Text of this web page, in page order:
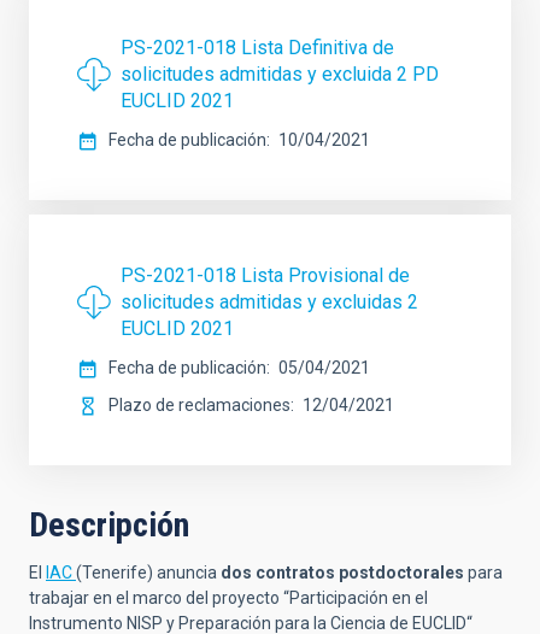
PS-2021-018 Lista Definitiva de
solicitudes admitidas y excluida 2 PD
EUCLID 2021
Fecha de publicación 10/04/2021
PS-2021-018 Lista Provisional de
solicitudes admitidas y excluidas 2
EUCLID 2021
Fecha de publicación
05/04/2021
Plazo de reclamaciones
12/04/2021
Descripción
El IAC(Tenerife) anuncia dos contratos postdoctorales para
trabajar en el marco del proyecto “Participación en el
Instrumento NISP y Preparación para la Ciencia de EUCLID“